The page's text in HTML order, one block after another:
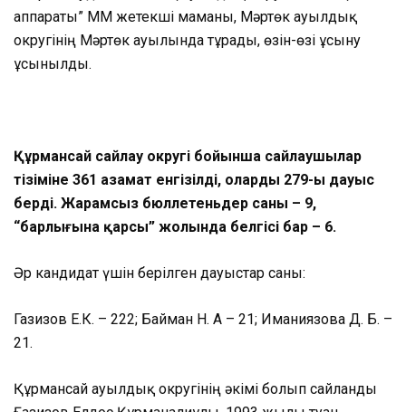
аппараты” ММ жетекші маманы, Мәртөк ауылдық
округінің Мәртөк ауылында тұрады, өзін-өзі ұсыну
ұсынылды.
Құрмансай сайлау округі бойынша сайлаушылар
тізіміне 361 азамат енгізілді, олардың 279-ы дауыс
берді. Жарамсыз бюллетеньдер саны – 9,
“барлығына қарсы” жолында белгісі бар – 6.
Әр кандидат үшін берілген дауыстар саны:
Газизов Е.К. – 222; Байман Н. А – 21; Иманиязова Д. Б. –
21.
Құрмансай ауылдық округінің әкімі болып сайланды